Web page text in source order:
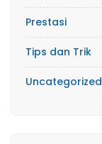
Prestasi
Tips dan Trik
Uncategorized